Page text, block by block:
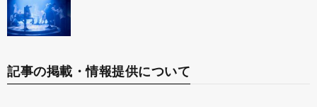
記事の掲載・情報提供について